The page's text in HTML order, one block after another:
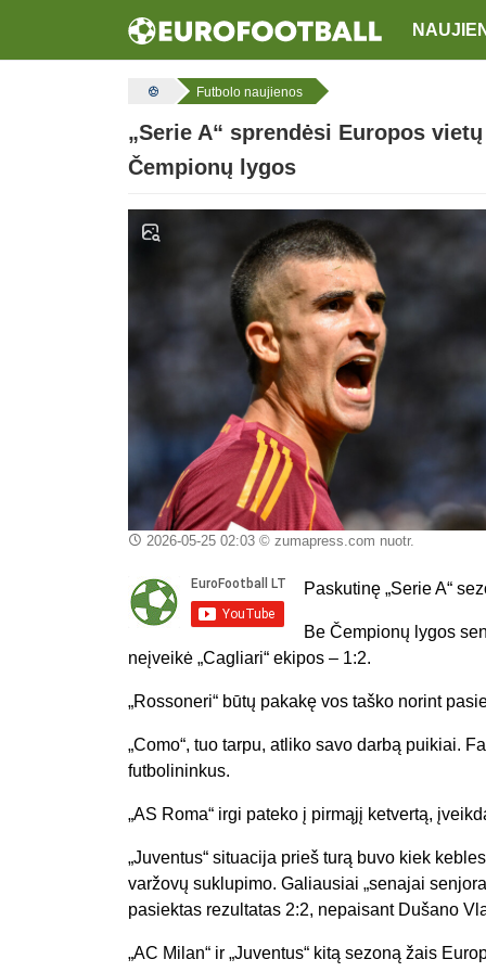
Futbolo naujienos
„Serie A“ sprendėsi Europos
Čempionų lygos
2026-05-25 02:03© zumapress.com nuotr.
Paskutinę „Serie A“
Be Čempionų lygos
neįveikė „Cagliari“ ekipos – 1:2.
„Rossoneri“ būtų pakakę vos taško norint
„Como“, tuo tarpu, atliko savo darbą puikiai.
futbolininkus.
„AS Roma“ irgi pateko į pirmąjį ketvertą,
„Juventus“ situacija prieš turą buvo kiek
varžovų suklupimo. Galiausiai „senajai
pasiektas rezultatas 2:2, nepaisant Dušano
„AC Milan“ ir „Juventus“ kitą sezoną žais